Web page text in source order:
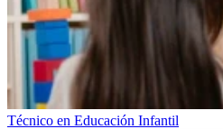
Técnico en Educación Infantil